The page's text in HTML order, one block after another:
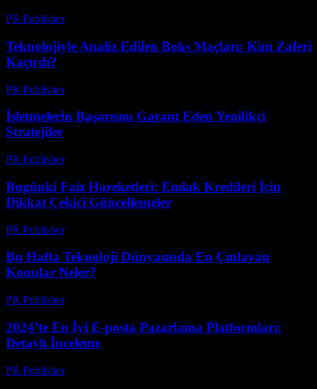
PR Publisher-
Teknolojiyle Analiz Edilen Boks Maçları: Kim Zaferi
Kaçırdı?
PR Publisher-
İşletmelerin Başarısını Garant Eden Yenilikçi
Stratejiler
PR Publisher-
Bugünki Faiz Hareketleri: Emlak Kredileri İçin
Dikkat Çekici Güncellemeler
PR Publisher-
Bu Hafta Teknoloji Dünyasında En Çınlayan
Konular Neler?
PR Publisher-
2024’te En İyi E-posta Pazarlama Platformları:
Detaylı İnceleme
PR Publisher-